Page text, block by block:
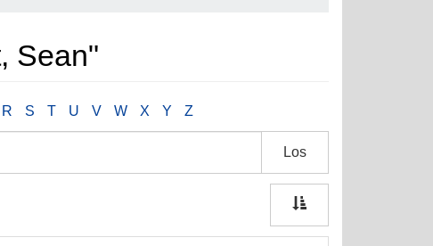
Sean"
R S T U V W X Y Z
Los